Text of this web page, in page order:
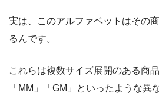
実は、このアルファベットはその
るんです。
これらは複数サイズ展開のある商
「MM」「GM」といったような異